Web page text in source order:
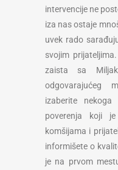
intervencije ne
iza nas ostaje
uvek rado
svojim
zaista sa
odgovarajućeg
izaberite
poverenja koji
komšijama i
informišete o
je na prvom